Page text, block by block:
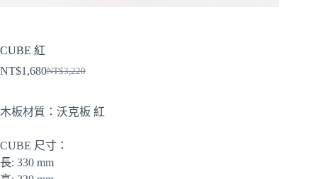
CUBE 紅
NT$3,220
價
NT$3,220。
NT$1,680
價
NT$1,680。
木板材質：沃克板 紅
CUBE 尺寸：
長: 330 mm